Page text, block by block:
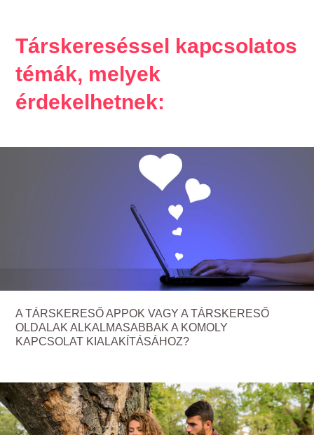
Társkereséssel kapcsolatos
témák, melyek
érdekelhetnek:
A TÁRSKERESŐ APPOK VAGY A TÁRSKERESŐ
OLDALAK ALKALMASABBAK A KOMOLY
KAPCSOLAT KIALAKÍTÁSÁHOZ?